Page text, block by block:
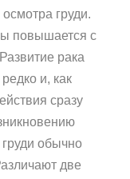
груди.
повышается с
рака
и, как
сразу
обычно
две